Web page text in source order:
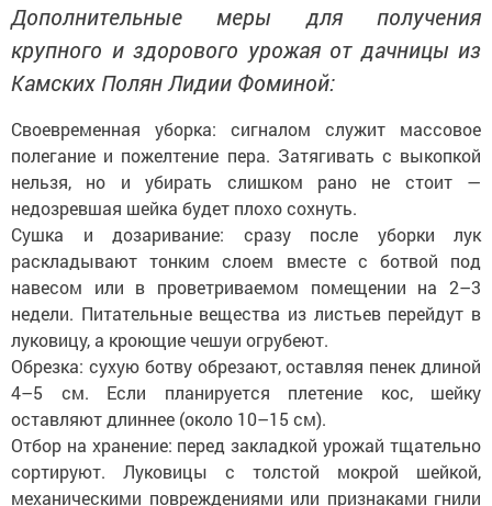
Дополнительные меры для получения
крупного и здорового урожая от дачницы из
Камских Полян Лидии Фоминой:
Своевременная уборка: сигналом служит массовое
полегание и пожелтение пера. Затягивать с выкопкой
нельзя, но и убирать слишком рано не стоит —
недозревшая шейка будет плохо сохнуть.
Сушка и дозаривание: сразу после уборки лук
раскладывают тонким слоем вместе с ботвой под
навесом или в проветриваемом помещении на 2–3
недели. Питательные вещества из листьев перейдут в
луковицу, а кроющие чешуи огрубеют.
Обрезка: сухую ботву обрезают, оставляя пенек длиной
4–5 см. Если планируется плетение кос, шейку
оставляют длиннее (около 10–15 см).
Отбор на хранение: перед закладкой урожай тщательно
сортируют. Луковицы с толстой мокрой шейкой,
механическими повреждениями или признаками гнили